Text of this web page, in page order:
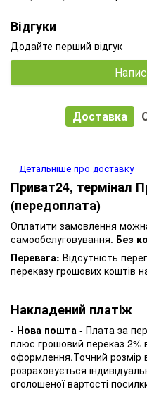
Відгуки
Додайте перший відгук
Доставка
Детальніше про доставку
Приват24, термінал
(передоплата)
Оплатити замовлення
самообслуговування. Без
Перевага: Відсутність
переказу грошових коштів
Накладений платіж
- Нова пошта - Плата за
плюс грошовий переказ 2%
оформлення.Точний розмір
розраховується
оголошеної вартості